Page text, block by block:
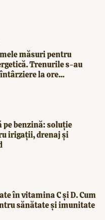
măsuri pentru
Trenurile s-au
la ore...
pe benzină: soluție
irigații, drenaj și
în vitamina C și D. Cum
sănătate și imunitate